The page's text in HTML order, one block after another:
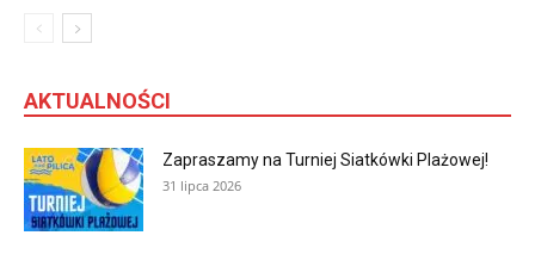
AKTUALNOŚCI
Zapraszamy na Turniej Siatkówki Plażowej!
31 lipca 2026